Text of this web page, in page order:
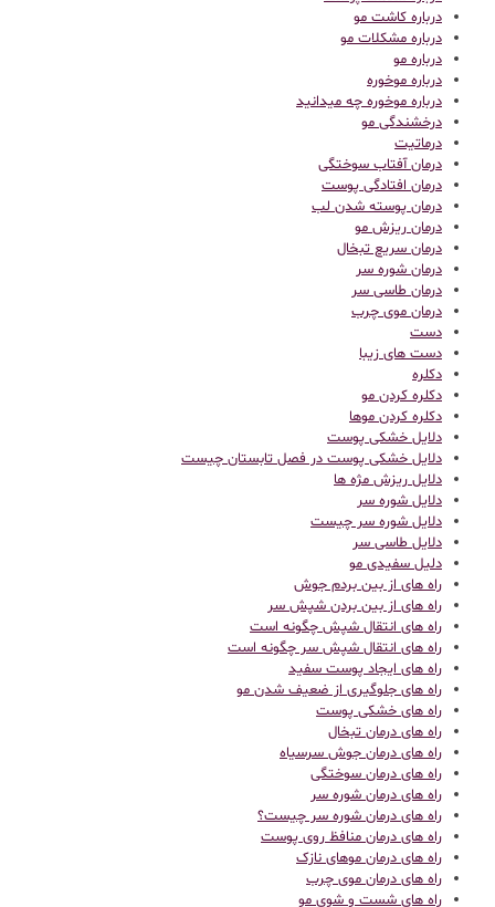
درباره کاشت مو
درباره مشکلات مو
درباره مو
درباره موخوره
درباره موخوره چه میدانید
درخشندگی مو
درماتیت
درمان آفتاب سوختگی
درمان افتادگی پوست
درمان پوسته شدن لب
درمان ریزش مو
درمان سریع تبخال
درمان شوره سر
درمان طاسی سر
درمان موی چرب
دست
دست های زیبا
دکلره
دکلره کردن مو
دکلره کردن موها
دلایل خشکی پوست
دلایل خشکی پوست در فصل تابستان چیست
دلایل ریزش مژه ها
دلایل شوره سر
دلایل شوره سر چیست
دلایل طاسی سر
دلیل سفیدی مو
راه های از بین بردم جوش
راه های از بین بردن شپش سر
راه های انتقال شپش چگونه است
راه های انتقال شپش سر چگونه است
راه های ایجاد پوست سفید
راه های جلوگیری از ضعیف شدن مو
راه های خشکی پوست
راه های درمان تبخال
راه های درمان جوش سرسیاه
راه های درمان سوختگی
راه های درمان شوره سر
راه های درمان شوره سر چیست؟
راه های درمان منافظ روی پوست
راه های درمان موهای نازک
راه های درمان موی چرب
راه های شست و شوی مو